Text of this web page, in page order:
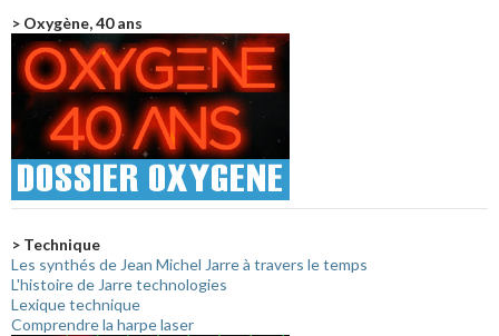
> Oxygène, 40 ans
> Technique
Les synthés de Jean Michel Jarre à travers le temps
L'histoire de Jarre technologies
Lexique technique
Comprendre la harpe laser